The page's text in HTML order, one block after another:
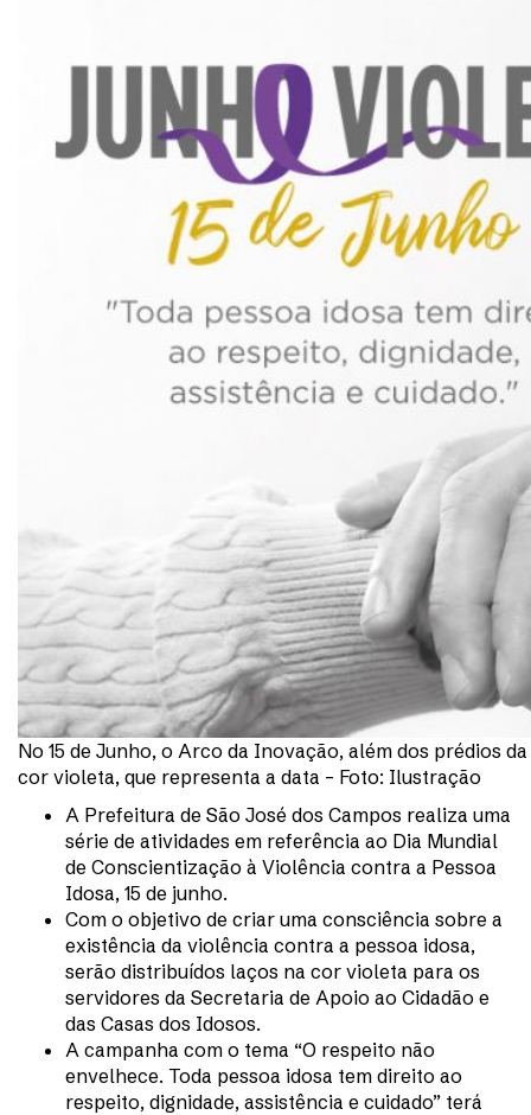
No 15 de Junho, o Arco da Inovação, além dos prédios
cor violeta, que representa a data – Foto: Ilustração
A Prefeitura de São José dos Campos realiza uma
série de atividades em referência ao Dia Mundial
de Conscientização à Violência contra a Pessoa
Idosa, 15 de junho.
Com o objetivo de criar uma consciência sobre a
existência da violência contra a pessoa idosa,
serão distribuídos laços na cor violeta para os
servidores da Secretaria de Apoio ao Cidadão e
das Casas dos Idosos.
A campanha com o tema “O respeito não
envelhece. Toda pessoa idosa tem direito ao
respeito, dignidade, assistência e cuidado” terá